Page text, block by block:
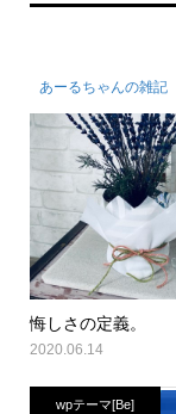
あーるちゃんの雑記
悔しさの定義。
2020.06.14
wpテーマ[Be]